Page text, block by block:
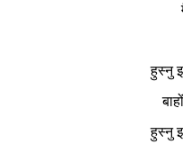
हुस्नु
हुस्नु